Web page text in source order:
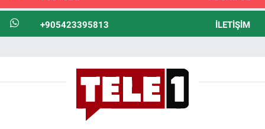
+905423395813 İLETIŞIM